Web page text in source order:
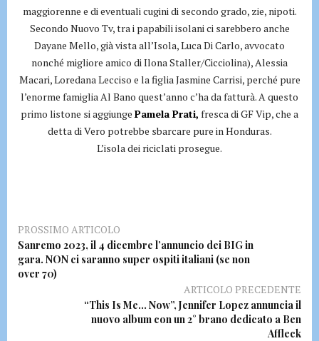
maggiorenne e di eventuali cugini di secondo grado, zie, nipoti.
Secondo Nuovo Tv, tra i papabili isolani ci sarebbero anche
Dayane Mello, già vista all’Isola, Luca Di Carlo, avvocato
nonché migliore amico di Ilona Staller/Cicciolina), Alessia
Macari, Loredana Lecciso e la figlia Jasmine Carrisi, perché pure
l’enorme famiglia Al Bano quest’anno c’ha da fatturà. A questo
primo listone si aggiunge Pamela Prati, fresca di GF Vip, che a
detta di Vero potrebbe sbarcare pure in Honduras.
L’isola dei riciclati prosegue.
PROSSIMO ARTICOLO
Sanremo 2023, il 4 dicembre l’annuncio dei BIG in
gara. NON ci saranno super ospiti italiani (se non
over 70)
ARTICOLO PRECEDENTE
“This Is Me… Now”, Jennifer Lopez annuncia il
nuovo album con un 2° brano dedicato a Ben
Affleck